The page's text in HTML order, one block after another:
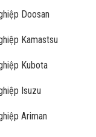
Doosan
Kamastsu
Kubota
Isuzu
Ariman